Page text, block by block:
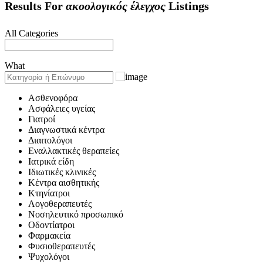
Results For ακοολογικός έλεγχος Listings
All Categories
What
Ασθενοφόρα
Ασφάλειες υγείας
Γιατροί
Διαγνωστικά κέντρα
Διαιτολόγοι
Εναλλακτικές θεραπείες
Ιατρικά είδη
Ιδιωτικές κλινικές
Κέντρα αισθητικής
Κτηνίατροι
Λογοθεραπευτές
Νοσηλευτικό προσωπικό
Οδοντίατροι
Φαρμακεία
Φυσιοθεραπευτές
Ψυχολόγοι